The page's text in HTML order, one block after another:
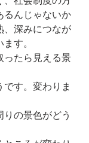
るんじゃないか
、深みにつなが
す。
たら見える景
す。変わりま
の景色がどう